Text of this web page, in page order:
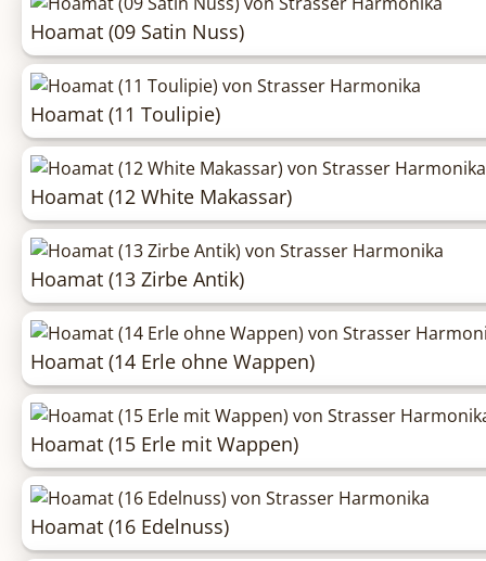
Hoamat (09 Satin Nuss)
Hoamat (11 Toulipie)
Hoamat (12 White Makassar)
Hoamat (13 Zirbe Antik)
Hoamat (14 Erle ohne Wappen)
Hoamat (15 Erle mit Wappen)
Hoamat (16 Edelnuss)